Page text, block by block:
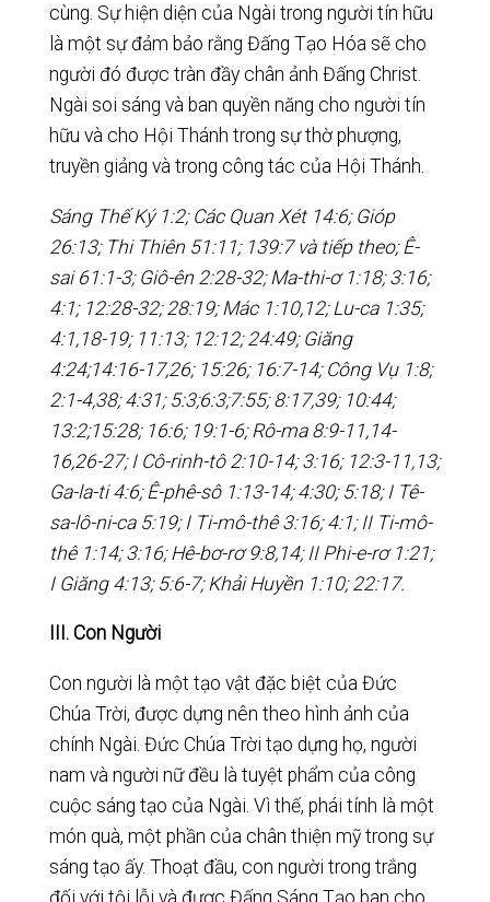
cùng. Sự hiện diện của Ngài trong người tín hữu
là một sự đảm bảo rằng Đấng Tạo Hóa sẽ cho
người đó được tràn đầy chân ảnh Đấng Christ.
Ngài soi sáng và ban quyền năng cho người tín
hữu và cho Hội Thánh trong sự thờ phượng,
truyền giảng và trong công tác của Hội Thánh.
Sáng Thế Ký 1:2; Các Quan Xét 14:6; Gióp
26:13; Thi Thiên 51:11; 139:7 và tiếp theo; Ê-
sai 61:1-3; Giô-ên 2:28-32; Ma-thi-ơ 1:18; 3:16;
4:1; 12:28-32; 28:19; Mác 1:10,12; Lu-ca 1:35;
4:1,18-19; 11:13; 12:12; 24:49; Giăng
4:24;14:16-17,26; 15:26; 16:7-14; Công Vụ 1:8;
2:1-4,38; 4:31; 5:3;6:3;7:55; 8:17,39; 10:44;
13:2;15:28; 16:6; 19:1-6; Rô-ma 8:9-11,14-
16,26-27; I Cô-rinh-tô 2:10-14; 3:16; 12:3-11,13;
Ga-la-ti 4:6; Ê-phê-sô 1:13-14; 4:30; 5:18; I Tê-
sa-lô-ni-ca 5:19; I Ti-mô-thê 3:16; 4:1; II Ti-mô-
thê 1:14; 3:16; Hê-bơ-rơ 9:8,14; II Phi-e-rơ 1:21;
I Giăng 4:13; 5:6-7; Khải Huyền 1:10; 22:17.
III. Con Người
Con người là một tạo vật đặc biệt của Đức
Chúa Trời, được dựng nên theo hình ảnh của
chính Ngài. Đức Chúa Trời tạo dựng họ, người
nam và người nữ đều là tuyệt phẩm của công
cuộc sáng tạo của Ngài. Vì thế, phái tính là một
món quà, một phần của chân thiện mỹ trong sự
sáng tạo ấy. Thoạt đầu, con người trong trắng
đối với tội lỗi và được Đấng Sáng Tạo ban cho